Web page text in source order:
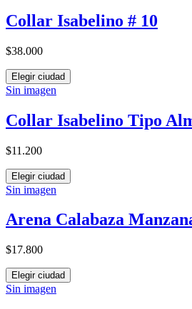
Collar Isabelino # 10
$38.000
Elegir ciudad
Sin imagen
Collar Isabelino Tipo
$11.200
Elegir ciudad
Sin imagen
Arena Calabaza
$17.800
Elegir ciudad
Sin imagen